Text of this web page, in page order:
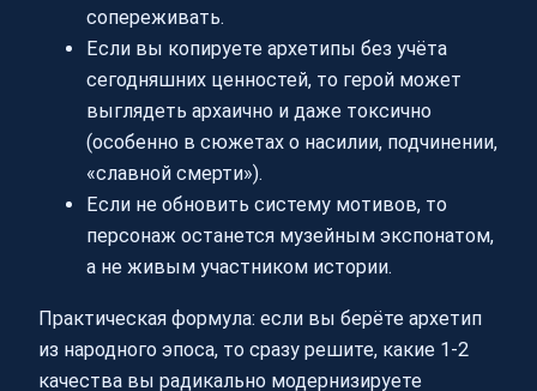
сопереживать.
Если вы копируете архетипы без учёта
сегодняшних ценностей, то герой может
выглядеть архаично и даже токсично
(особенно в сюжетах о насилии, подчинении,
«славной смерти»).
Если не обновить систему мотивов, то
персонаж останется музейным экспонатом,
а не живым участником истории.
Практическая формула: если вы берёте архетип
из народного эпоса, то сразу решите, какие 1-2
качества вы радикально модернизируете